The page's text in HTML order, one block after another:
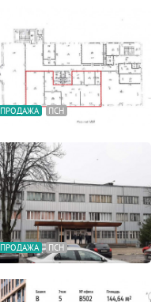
ПРОДАЖА ПСН
ПРОДАЖА ПСН